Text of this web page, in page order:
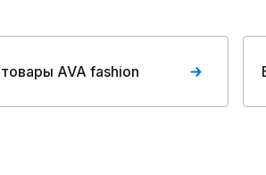
AVA fashion